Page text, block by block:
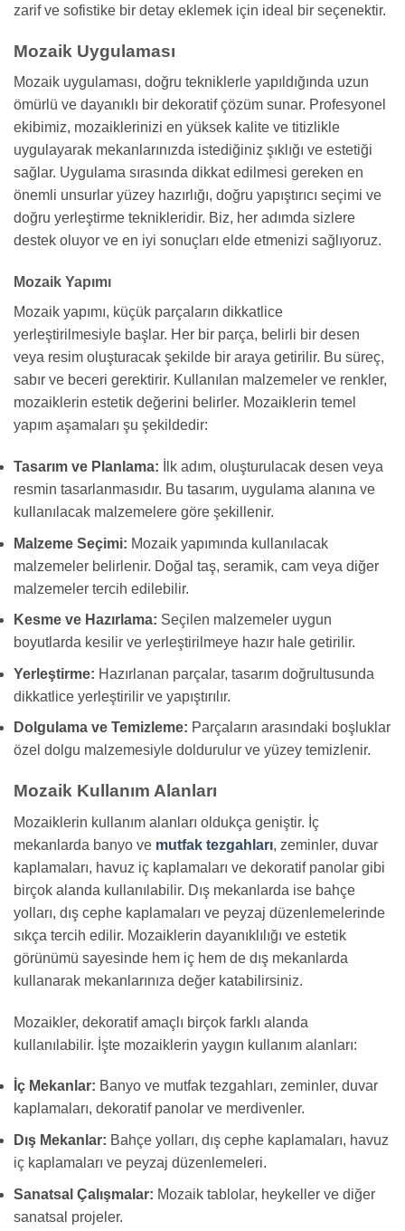
zarif ve sofistike bir detay eklemek için ideal bir seçenektir.
Mozaik Uygulaması
Mozaik uygulaması, doğru tekniklerle yapıldığında uzun
ömürlü ve dayanıklı bir dekoratif çözüm sunar. Profesyonel
ekibimiz, mozaiklerinizi en yüksek kalite ve titizlikle
uygulayarak mekanlarınızda istediğiniz şıklığı ve estetiği
sağlar. Uygulama sırasında dikkat edilmesi gereken en
önemli unsurlar yüzey hazırlığı, doğru yapıştırıcı seçimi ve
doğru yerleştirme teknikleridir. Biz, her adımda sizlere
destek oluyor ve en iyi sonuçları elde etmenizi sağlıyoruz.
Mozaik Yapımı
Mozaik yapımı, küçük parçaların dikkatlice
yerleştirilmesiyle başlar. Her bir parça, belirli bir desen
veya resim oluşturacak şekilde bir araya getirilir. Bu süreç,
sabır ve beceri gerektirir. Kullanılan malzemeler ve renkler,
mozaiklerin estetik değerini belirler. Mozaiklerin temel
yapım aşamaları şu şekildedir:
Tasarım ve Planlama:
İlk adım, oluşturulacak desen veya
resmin tasarlanmasıdır. Bu tasarım, uygulama alanına ve
kullanılacak malzemelere göre şekillenir.
Malzeme Seçimi: Mozaik yapımında kullanılacak
malzemeler belirlenir. Doğal taş, seramik, cam veya diğer
malzemeler tercih edilebilir.
Kesme ve Hazırlama: Seçilen malzemeler uygun
boyutlarda kesilir ve yerleştirilmeye hazır hale getirilir.
Yerleştirme: Hazırlanan parçalar, tasarım doğrultusunda
dikkatlice yerleştirilir ve yapıştırılır.
Dolgulama ve Temizleme: Parçaların arasındaki boşluklar
özel dolgu malzemesiyle doldurulur ve yüzey temizlenir.
Mozaik Kullanım Alanları
Mozaiklerin kullanım alanları oldukça geniştir. İç
mekanlarda banyo ve mutfak tezgahları, zeminler, duvar
kaplamaları, havuz iç kaplamaları ve dekoratif panolar gibi
birçok alanda kullanılabilir. Dış mekanlarda ise bahçe
yolları, dış cephe kaplamaları ve peyzaj düzenlemelerinde
sıkça tercih edilir. Mozaiklerin dayanıklılığı ve estetik
görünümü sayesinde hem iç hem de dış mekanlarda
kullanarak mekanlarınıza değer katabilirsiniz.
Mozaikler, dekoratif amaçlı birçok farklı alanda
kullanılabilir. İşte mozaiklerin yaygın kullanım alanları:
İç Mekanlar: Banyo ve mutfak tezgahları, zeminler, duvar
kaplamaları, dekoratif panolar ve merdivenler.
Dış Mekanlar: Bahçe yolları, dış cephe kaplamaları, havuz
iç kaplamaları ve peyzaj düzenlemeleri.
Sanatsal Çalışmalar: Mozaik tablolar, heykeller ve diğer
sanatsal projeler.